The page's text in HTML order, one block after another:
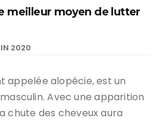
meilleur moyen de lutter
2020
appelée alopécie, est un
Avec une apparition
chute des cheveux aura